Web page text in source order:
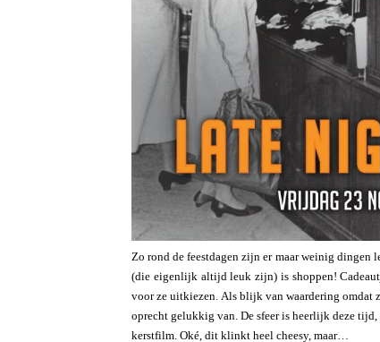
Zo rond de feestdagen zijn er maar weinig
(die eigenlijk altijd leuk zijn) is shoppen!
voor ze uitkiezen. Als blijk van waardering
oprecht gelukkig van. De sfeer is heerlijk deze
kerstfilm. Oké, dit klinkt heel cheesy, maar…